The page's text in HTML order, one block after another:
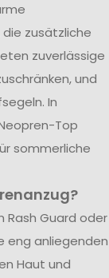
zusätzliche
zuverlässige
und
In
Top
sommerliche
Rash Guard oder
eng anliegenden
Haut und